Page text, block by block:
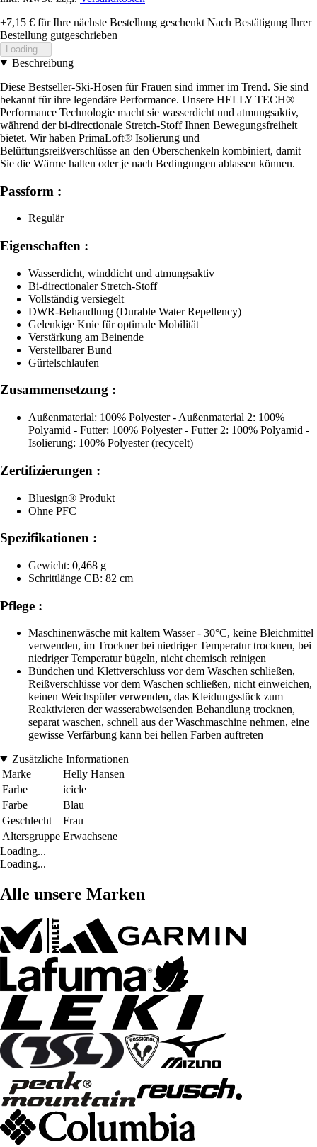
+7,15 € für Ihre nächste Bestellung geschenkt Nach Bestätigung Ihrer
Bestellung gutgeschrieben
Loading...
Beschreibung
Diese Bestseller-Ski-Hosen für Frauen sind immer im Trend. Sie sind
bekannt für ihre legendäre Performance. Unsere HELLY TECH®
Performance Technologie macht sie wasserdicht und atmungsaktiv,
während der bi-directionale Stretch-Stoff Ihnen Bewegungsfreiheit
bietet. Wir haben PrimaLoft® Isolierung und
Belüftungsreißverschlüsse an den Oberschenkeln kombiniert, damit
Sie die Wärme halten oder je nach Bedingungen ablassen können.
Passform :
Regulär
Eigenschaften :
Wasserdicht, winddicht und atmungsaktiv
Bi-directionaler Stretch-Stoff
Vollständig versiegelt
DWR-Behandlung (Durable Water Repellency)
Gelenkige Knie für optimale Mobilität
Verstärkung am Beinende
Verstellbarer Bund
Gürtelschlaufen
Zusammensetzung :
Außenmaterial: 100% Polyester - Außenmaterial 2: 100%
Polyamid - Futter: 100% Polyester - Futter 2: 100% Polyamid -
Isolierung: 100% Polyester (recycelt)
Zertifizierungen :
Bluesign® Produkt
Ohne PFC
Spezifikationen :
Gewicht: 0,468 g
Schrittlänge CB: 82 cm
Pflege :
Maschinenwäsche mit kaltem Wasser - 30°C, keine Bleichmittel
verwenden, im Trockner bei niedriger Temperatur trocknen, bei
niedriger Temperatur bügeln, nicht chemisch reinigen
Bündchen und Klettverschluss vor dem Waschen schließen,
Reißverschlüsse vor dem Waschen schließen, nicht einweichen,
keinen Weichspüler verwenden, das Kleidungsstück zum
Reaktivieren der wasserabweisenden Behandlung trocknen,
separat waschen, schnell aus der Waschmaschine nehmen, eine
gewisse Verfärbung kann bei hellen Farben auftreten
Zusätzliche Informationen
Marke
Helly Hansen
Farbe
icicle
Farbe
Blau
Geschlecht
Frau
Altersgruppe Erwachsene
Loading...
Loading...
Alle unsere Marken